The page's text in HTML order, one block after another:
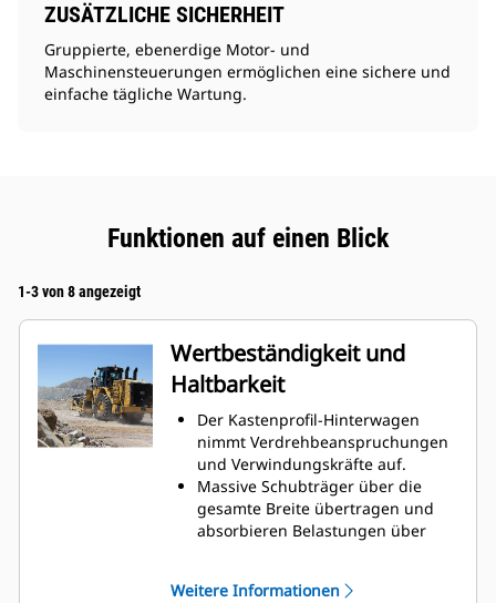
ZUSÄTZLICHE SICHERHEIT
Gruppierte, ebenerdige Motor- und
Maschinensteuerungen ermöglichen eine sichere und
einfache tägliche Wartung.
Funktionen auf einen Blick
1-3 von 8 angezeigt
Wertbeständigkeit und
Haltbarkeit
Der Kastenprofil-Hinterwagen
nimmt Verdrehbeanspruchungen
und Verwindungskräfte auf.
Massive Schubträger über die
gesamte Breite übertragen und
absorbieren Belastungen über
Konstruktionselemente, die den
Weitere Informationen